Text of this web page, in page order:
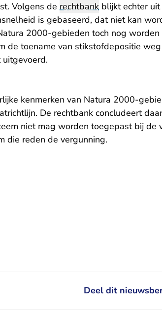
Volgens de rechtbank blijkt echter
is gebaseerd, dat niet kan
2000-gebieden toch nog
de toename van stikstofdepositie
kenmerken van Natura 2000-
De rechtbank concludeert
niet mag worden toegepast bij de
die reden de vergunning.
Deel dit